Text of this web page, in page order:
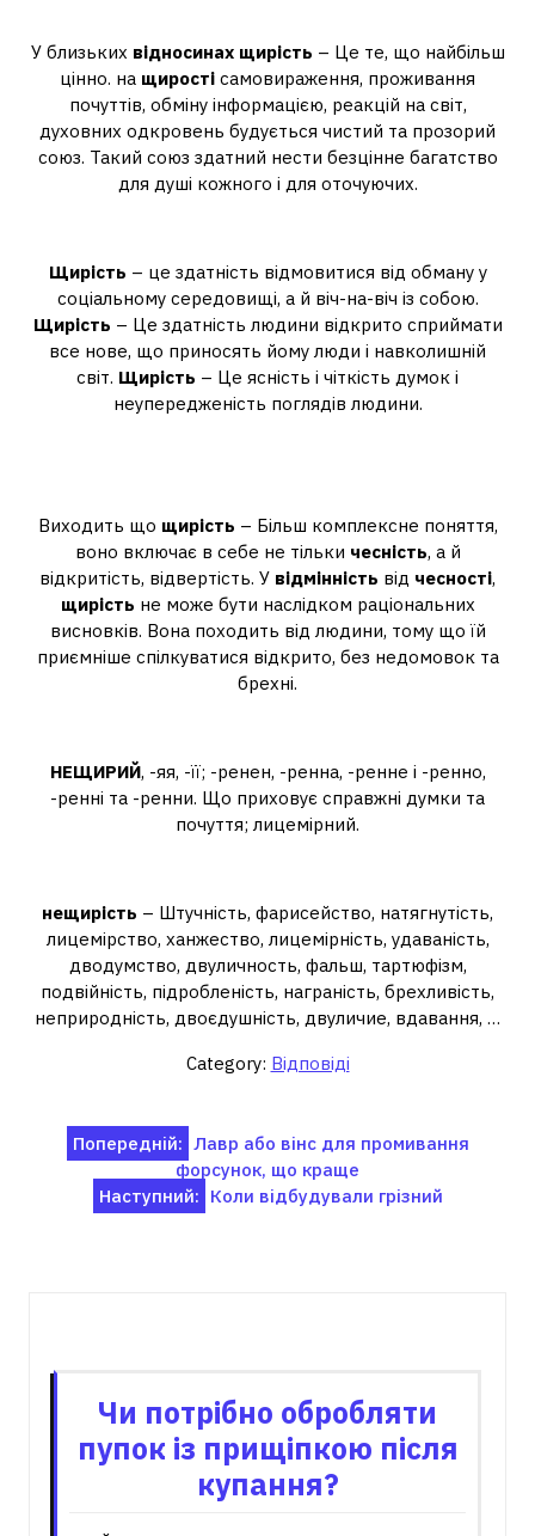
У близьких відносинах щирість – Це те, що найбільш
цінно. на щирості самовираження, проживання
почуттів, обміну інформацією, реакцій на світ,
духовних одкровень будується чистий та прозорий
союз. Такий союз здатний нести безцінне багатство
для душі кожного і для оточуючих.
Щирість – це здатність відмовитися від обману у
соціальному середовищі, а й віч-на-віч із собою.
Щирість – Це здатність людини відкрито сприймати
все нове, що приносять йому люди і навколишній
світ. Щирість – Це ясність і чіткість думок і
неупередженість поглядів людини.
Виходить що щирість – Більш комплексне поняття,
воно включає в себе не тільки чесність, а й
відкритість, відвертість. У відмінність від чесності,
щирість не може бути наслідком раціональних
висновків. Вона походить від людини, тому що їй
приємніше спілкуватися відкрито, без недомовок та
брехні.
НЕЩИРИЙ, -яя, -її; -ренен, -ренна, -ренне і -ренно,
-ренні та -ренни. Що приховує справжні думки та
почуття; лицемірний.
нещирість – Штучність, фарисейство, натягнутість,
лицемірство, ханжество, лицемірність, удаваність,
дводумство, двуличность, фальш, тартюфізм,
подвійність, підробленість, награність, брехливість,
неприродність, двоєдушність, двуличие, вдавання, …
Category: Відповіді
Навігація
записів
Попередній: Лавр або вінс для промивання
форсунок, що краще
Наступний: Коли відбудували грізний
Чи потрібно обробляти
пупок із прищіпкою після
купання?